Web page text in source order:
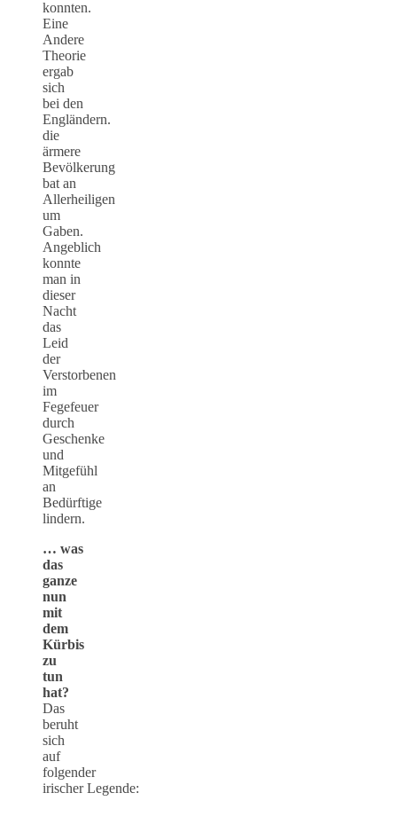
konnten.
Eine
Andere
Theorie
ergab
sich
bei den
Engländern.
die
ärmere
Bevölkerung
bat an
Allerheiligen
um
Gaben.
Angeblich
konnte
man in
dieser
Nacht
das
Leid
der
Verstorbenen
im
Fegefeuer
durch
Geschenke
und
Mitgefühl
an
Bedürftige
lindern.
… was
das
ganze
nun
mit
dem
Kürbis
zu
tun
hat?
Das
beruht
sich
auf
folgender
irischer Legende: